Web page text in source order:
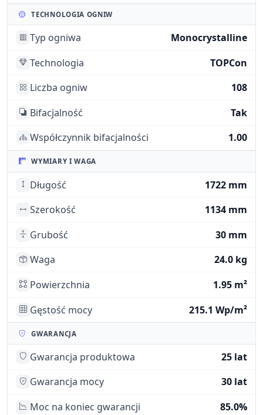
TECHNOLOGIA OGNIW
Typ ogniwa
Monocrystalline
Technologia
TOPCon
Liczba ogniw
108
Bifacjalność
Tak
Współczynnik bifacjalności
1.00
WYMIARY I WAGA
Długość
1722 mm
Szerokość
1134 mm
Grubość
30 mm
Waga
24.0 kg
Powierzchnia
1.95 m²
Gęstość mocy
215.1 Wp/m²
GWARANCJA
Gwarancja produktowa
25 lat
Gwarancja mocy
30 lat
Moc na koniec gwarancji
85.0%